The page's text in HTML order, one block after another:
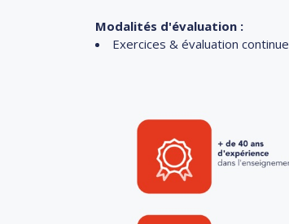
Modalités d'évaluation :
Exercices & évaluation continue